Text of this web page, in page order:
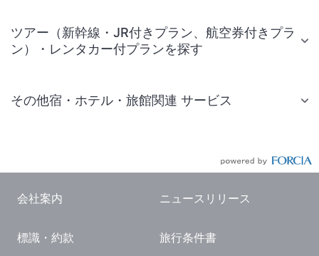
ツアー（新幹線・JR付きプラン、航空券付きプラ
ン）・レンタカー付プランを探す
その他宿・ホテル・旅館関連 サービス
国内観光ガイド
会社案内 ニュースリリース
標識・約款 旅行条件書